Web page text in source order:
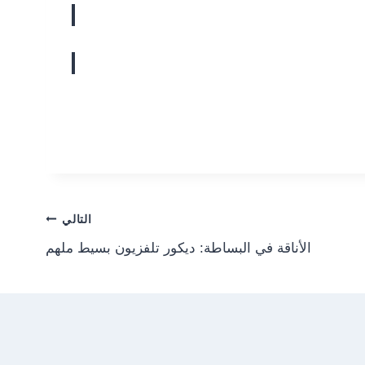
التالي
الأناقة في البساطة: ديكور تلفزيون بسيط ملهم